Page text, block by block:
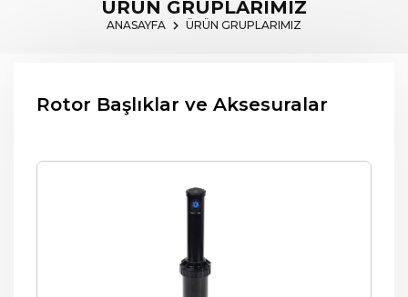
ÜRÜN GRUPLARIMIZ
ANASAYFA ÜRÜN GRUPLARIMIZ
Rotor Başlıklar ve Aksesuralar